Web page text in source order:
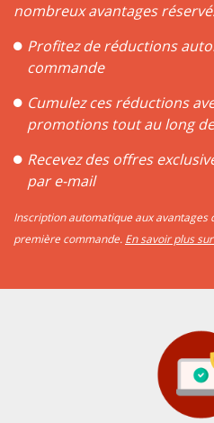
nombreux avantages
Profitez de réductions
commande
Cumulez ces réductions
promotions tout au long
Recevez des offres
par e-mail
Inscription automatique aux avantages
première commande. En savoir plus